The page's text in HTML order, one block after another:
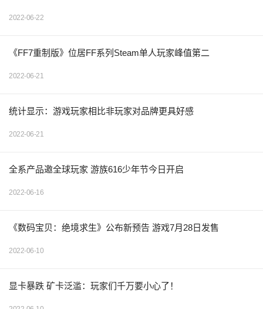
2022-06-22
《FF7重制版》位居FF系列Steam单人玩家峰值第二
2022-06-21
统计显示：游戏玩家相比非玩家对品牌更具好感
2022-06-21
全系产品邀全球玩家 游族616少年节今日开启
2022-06-16
《数码宝贝：绝境求生》公布新预告 游戏7月28日发售
2022-06-10
显卡暴跌 矿卡泛滥：玩家们千万要小心了！